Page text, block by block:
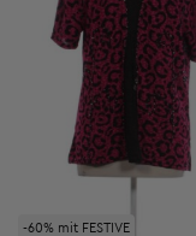
-60% mit FESTIVE